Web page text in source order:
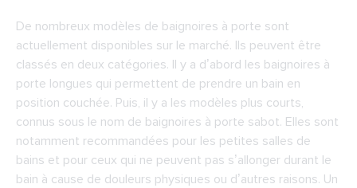
De nombreux modèles de baignoires à porte sont
actuellement disponibles sur le marché. Ils peuvent être
classés en deux catégories. Il y a d’abord les baignoires à
porte longues qui permettent de prendre un bain en
position couchée. Puis, il y a les modèles plus courts,
connus sous le nom de baignoires à porte sabot. Elles sont
notamment recommandées pour les petites salles de
bains et pour ceux qui ne peuvent pas s’allonger durant le
bain à cause de douleurs physiques ou d’autres raisons. Un